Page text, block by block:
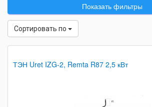
Показать фильтры
Сортировать по
ТЭН Uret IZG-2, Remta R87 2,5 кВт